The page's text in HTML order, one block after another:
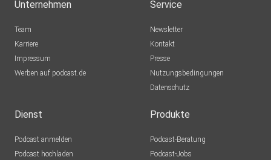
Unternehmen
Team
Karriere
Impressum
Werben auf podcast.de
Service
Newsletter
Kontakt
Presse
Nutzungsbedingungen
Datenschutz
Dienst
Podcast anmelden
Podcast hochladen
Produkte
Podcast-Beratung
Podcast-Jobs